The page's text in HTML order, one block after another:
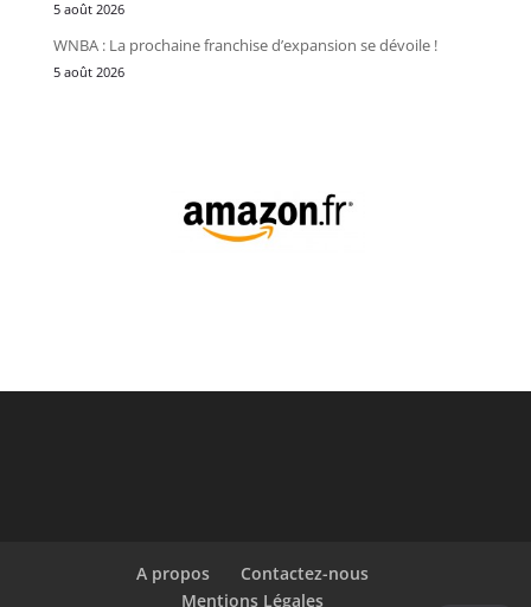
5 août 2026
WNBA : La prochaine franchise d’expansion se dévoile !
5 août 2026
A propos
Contactez-nous
Mentions Légales